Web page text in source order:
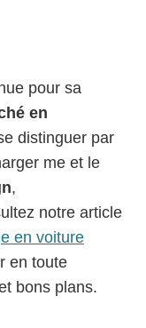
pour sa
en
distinguer par
me et le
,
notre article
en voiture
en toute
bons plans.